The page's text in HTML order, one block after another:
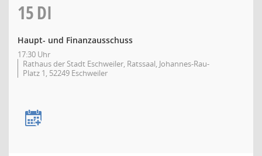
15DI
Haupt- und Finanzausschuss
17:30 Uhr
Rathaus der Stadt Eschweiler, Ratssaal, Johannes-Rau-
Platz 1, 52249 Eschweiler